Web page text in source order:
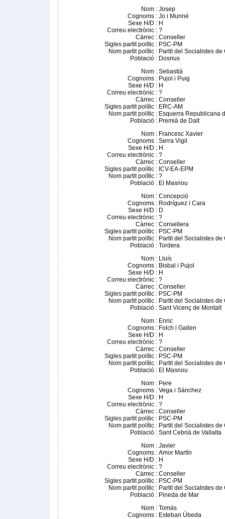
Nom : Josep
Cognoms : Jo i Munné
Sexe H/D : H
Correu electrònic : ?
Càrrec : Conseller
Sigles partit polític : PSC-PM
Nom partit polític : Partit del Socialistes
Població : Dosrius
Nom : Sebastià
Cognoms : Pujol i Puig
Sexe H/D : H
Correu electrònic : ?
Càrrec : Conseller
Sigles partit polític : ERC-AM
Nom partit polític : Esquerra Republicana
Població : Premià de Dalt
Nom : Francesc Xavier
Cognoms : Serra Vigil
Sexe H/D : H
Correu electrònic : ?
Càrrec : Conseller
Sigles partit polític : ICV-EA-EPM
Nom partit polític : ?
Població : El Masnou
Nom : Concepció
Cognoms : Rodríguez i Cara
Sexe H/D : D
Correu electrònic : ?
Càrrec : Consellera
Sigles partit polític : PSC-PM
Nom partit polític : Partit del Socialistes
Població : Tordera
Nom : Lluís
Cognoms : Bisbal i Pujol
Sexe H/D : H
Correu electrònic : ?
Càrrec : Conseller
Sigles partit polític : PSC-PM
Nom partit polític : Partit del Socialistes
Població : Sant Vicenç de Montalt
Nom : Enric
Cognoms : Folch i Gallen
Sexe H/D : H
Correu electrònic : ?
Càrrec : Conseller
Sigles partit polític : PSC-PM
Nom partit polític : Partit del Socialistes
Població : El Masnou
Nom : Pere
Cognoms : Vega i Sánchez
Sexe H/D : H
Correu electrònic : ?
Càrrec : Conseller
Sigles partit polític : PSC-PM
Nom partit polític : Partit del Socialistes
Població : Sant Cebrià de Vallalta
Nom : Javier
Cognoms : Amor Martín
Sexe H/D : H
Correu electrònic : ?
Càrrec : Conseller
Sigles partit polític : PSC-PM
Nom partit polític : Partit del Socialistes
Població : Pineda de Mar
Nom : Tomás
Cognoms : Esteban Úbeda